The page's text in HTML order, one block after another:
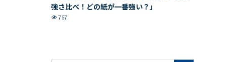
強さ比べ！どの紙が一番強い？」
767